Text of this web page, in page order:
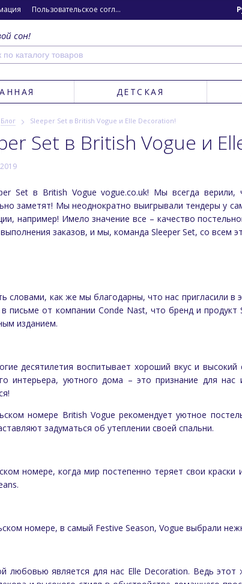
Пользовательское соглашение
сон!
ДЕТСКАЯ
Блог Sleeper Set в British Vogue и Elle Decoration!
Set в British Vogue и
Set в British Vogue vogue.co.uk! Мы всегда
заметят! Мы неоднократно выигрывали тендеры у
например! Имело значение все – качество
заказов, и мы, команда Sleeper Set, со всем
словами, как же мы благодарны, что нас пригласили
письме от компании Conde Nast, что бренд и
изданием.
десятилетия воспитывает хороший вкус и
интерьера, уютного дома – это признание для
номере British Vogue рекомендует уютное
задуматься об утеплении своей спальни.
номере, когда мир постепенно теряет свои
номере, в самый Festive Season, Vogue выбрали
любовью является для нас Elle Decoration. Ведь этот